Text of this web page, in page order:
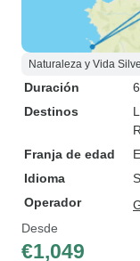
Naturaleza y Vida
Duración
Destinos
Franja de edad
Idioma
Operador
Desde
€1,049